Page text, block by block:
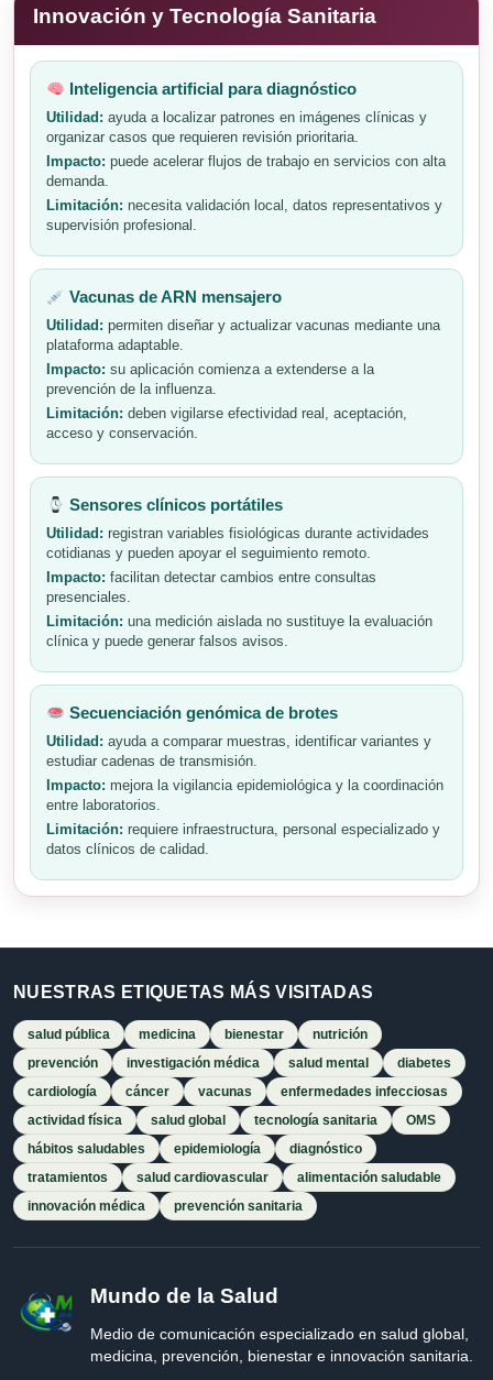
Innovación y Tecnología Sanitaria
Inteligencia artificial para diagnóstico
Utilidad: ayuda a localizar patrones en imágenes clínicas y
organizar casos que requieren revisión prioritaria.
Impacto: puede acelerar flujos de trabajo en servicios con alta
demanda.
Limitación: necesita validación local, datos representativos y
supervisión profesional.
Vacunas de ARN mensajero
Utilidad: permiten diseñar y actualizar vacunas mediante una
plataforma adaptable.
Impacto: su aplicación comienza a extenderse a la
prevención de la influenza.
Limitación: deben vigilarse efectividad real, aceptación,
acceso y conservación.
Sensores clínicos portátiles
Utilidad: registran variables fisiológicas durante actividades
cotidianas y pueden apoyar el seguimiento remoto.
Impacto: facilitan detectar cambios entre consultas
presenciales.
Limitación: una medición aislada no sustituye la evaluación
clínica y puede generar falsos avisos.
Secuenciación genómica de brotes
Utilidad: ayuda a comparar muestras, identificar variantes y
estudiar cadenas de transmisión.
Impacto: mejora la vigilancia epidemiológica y la coordinación
entre laboratorios.
Limitación: requiere infraestructura, personal especializado y
datos clínicos de calidad.
NUESTRAS ETIQUETAS MÁS VISITADAS
salud pública medicina bienestar
nutrición
prevención
investigación médica salud mental
diabetes
cardiología
cáncer vacunas
enfermedades infecciosas
actividad física
salud global tecnología sanitaria
OMS
hábitos saludables
epidemiología
diagnóstico
tratamientos
salud cardiovascular
alimentación saludable
innovación médica
prevención sanitaria
Mundo de la Salud
Medio de comunicación especializado en salud global,
medicina, prevención, bienestar e innovación sanitaria.